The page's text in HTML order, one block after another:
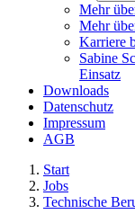
Mehr
Mehr
Karriere
Sabine
Einsatz
Downloads
Datenschutz
Impressum
AGB
Start
Jobs
Technische